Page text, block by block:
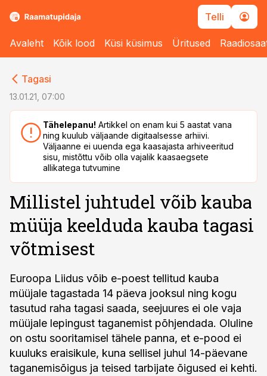
Telli
Avaleht Kõik lood Küsi küsimus Üritused
Tagasi
13.01.21, 07:00
Tähelepanu! Artikkel on enam kui 5 aastat vana
ning kuulub väljaande digitaalsesse arhiivi.
Väljaanne ei uuenda ega kaasajasta arhiveeritud
sisu, mistõttu võib olla vajalik kaasaegsete
allikatega tutvumine
Millistel juhtudel võib kauba
müüja keelduda kauba tagasi
võtmisest
Euroopa Liidus võib e-poest tellitud kauba
müüjale tagastada 14 päeva jooksul ning kogu
tasutud raha tagasi saada, seejuures ei ole vaja
müüjale lepingust taganemist põhjendada. Oluline
on ostu sooritamisel tähele panna, et e-pood ei
kuuluks eraisikule, kuna sellisel juhul 14-päevane
taganemisõigus ja teised tarbijate õigused ei kehti.